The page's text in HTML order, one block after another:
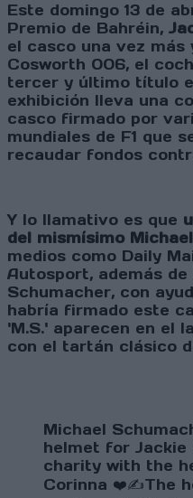
Este domingo 13 de
Premio de Bahréin,
el casco una vez
Cosworth 006, el
tercer y último título
exhibición lleva una
casco firmado por
mundiales de F1 que
recaudar fondos
Y lo llamativo es que
del mismísimo
medios como Daily
Autosport, además
Schumacher, con
habría firmado este
'M.S.' aparecen en el
con el tartán clásico
Michael
helmet for Jackie
charity with the
Corinna ❤️✍️The